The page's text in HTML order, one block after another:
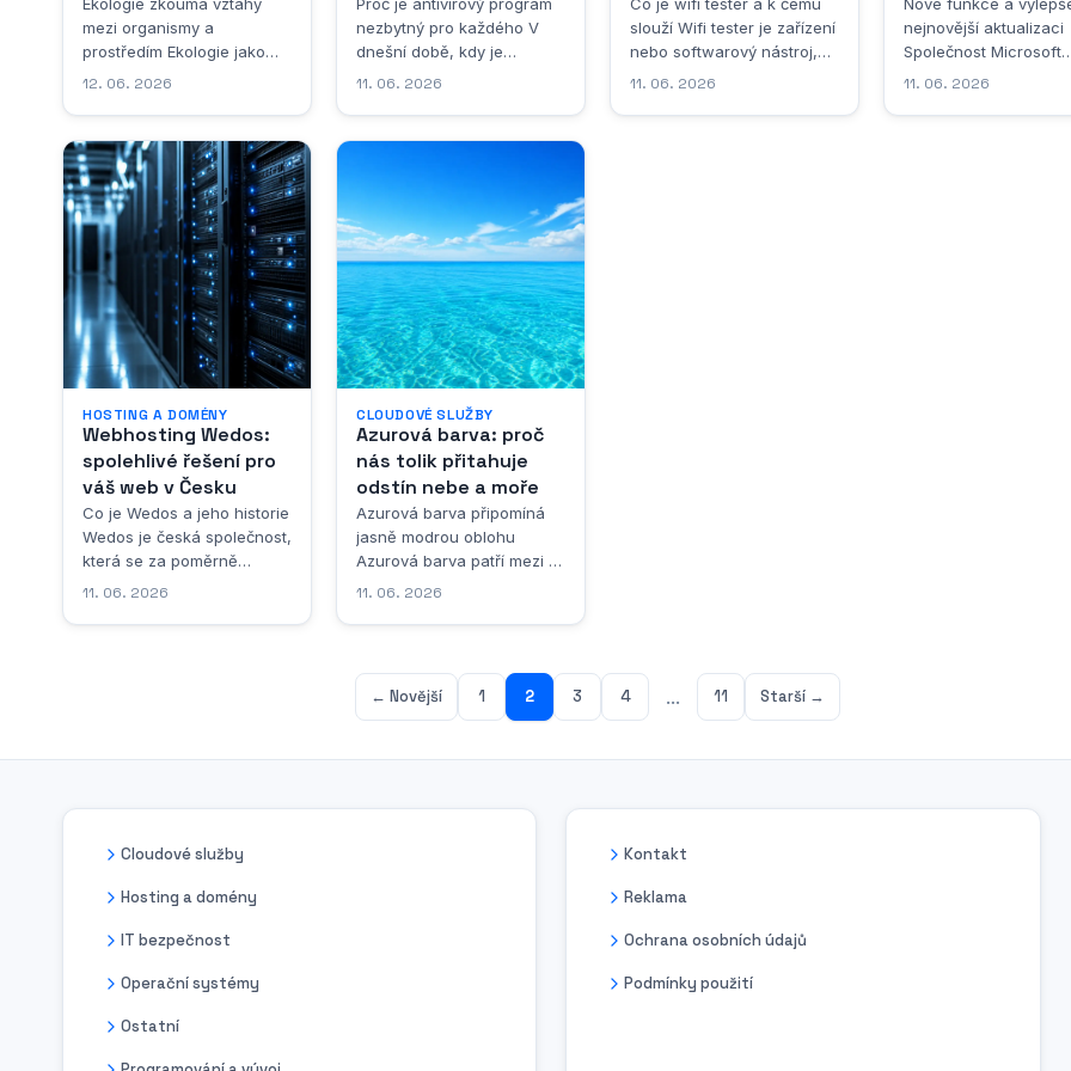
Ekologie zkoumá vztahy
mezi organismy a
prostředím Ekologie jako
vědecká disciplína se
živými organismy a jejich
prostředím. Jde o obor,
který propojuje biologii,
chemii, fyziku, geologii a
celou řadu dalších věd do
jednoho uceleného
pohledu na přírodu.
Definice ekologie, jak ji...
12. 06. 2026
Proč je antivirový program
nezbytný pro každého V
dnešní době, kdy je
prakticky každý z nás
kybernetické bezpečnosti
to netýká, že přece
nenavštěvujete žádné
podezřelé stránky a
nestahujete nic
neznámého. Jenže...
11. 06. 2026
Co je wifi tester a k čemu
slouží Wifi tester je zařízení
nebo softwarový nástroj,
který slouží k měření,
11. 06. 2026
Nové funkce a
nejnovější aktualizaci
Společnost Microsoft
pokračuje v rozšiřování
11. 06. 2026
HOSTING A DOMÉNY
Webhosting Wedos:
spolehlivé řešení pro
váš web v Česku
Co je Wedos a jeho historie
Wedos je česká společnost,
která se za poměrně
krátkou dobu dokázala
hosting...
11. 06. 2026
CLOUDOVÉ SLUŽBY
Azurová barva: proč
nás tolik přitahuje
odstín nebe a moře
Azurová barva připomíná
jasně modrou oblohu
Azurová barva patří mezi ty
odstíny, které v člověku
Když se podíváme na letní
oblohu v poledne, kdy
11. 06. 2026
← Novější 1 2 3 4 ... 11 Starší →
Cloudové služby
Hosting a domény
IT bezpečnost
Operační systémy
Ostatní
Kontakt
Reklama
Ochrana osobních údajů
Podmínky použití